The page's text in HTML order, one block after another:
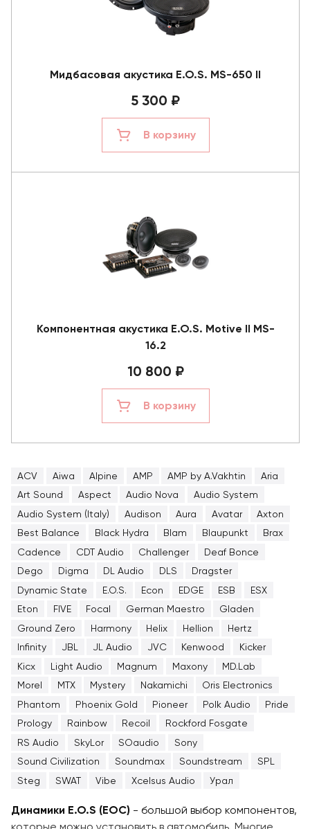
Мидбасовая акустика E.O.S. MS-650 II
5 300 ₽
В корзину
Компонентная акустика E.O.S. Motive II MS-
16.2
10 800 ₽
В корзину
ACV Aiwa Alpine AMP AMP by A.Vakhtin
Aria
Art Sound
Aspect Audio Nova
Audio System
Audio System (Italy)
Audison Aura Avatar
Axton
Best Balance
Black Hydra Blam Blaupunkt
Brax
Cadence
CDT Audio Challenger
Deaf Bonce
Dego
Digma DL Audio DLS
Dragster
Dynamic State
E.O.S. Econ EDGE ESB
ESX
Eton
FIVE Focal German Maestro
Gladen
Ground Zero
Harmony Helix Hellion
Hertz
Infinity
JBL JL Audio JVC Kenwood
Kicker
Kicx
Light Audio Magnum Maxony
MD.Lab
Morel
MTX Mystery Nakamichi
Oris Electronics
Phantom
Phoenix Gold Pioneer Polk Audio
Pride
Prology
Rainbow Recoil
Rockford Fosgate
RS Audio
SkyLor SOaudio
Sony
Sound Civilization
Soundmax Soundstream
SPL
Steg
SWAT Vibe Xcelsus Audio Урал
Динамики E.O.S (ЕОС) - большой выбор компонентов,